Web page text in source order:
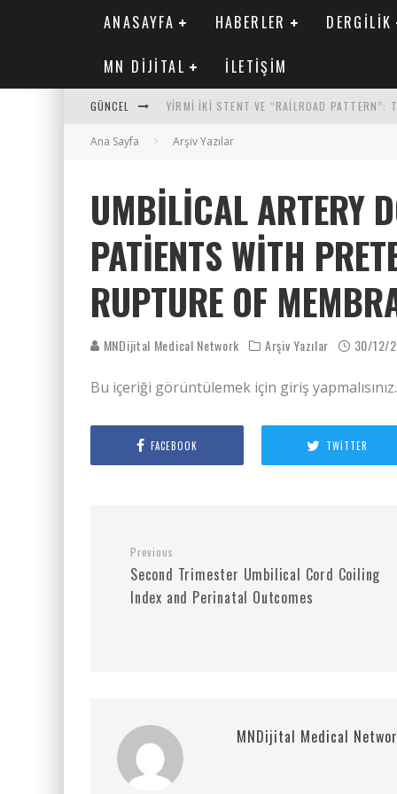
ANASAYFA HABERLER DERGILIK
MN DIJITAL İLETIŞIM
GÜNCEL YIRMI İKI STENT VE “RAILROAD PATTERN”:
SAFEN VEN GREFT HASTALIĞI ILE İLIŞKILI
MN KARDIYOLOJI YIL 33 SAYI 2 2026
Ana Sayfa Arşiv Yazılar
UMBILICAL ARTERY
PATIENTS WITH
RUPTURE OF
MNDijital Medical Network Arşiv Yazılar 30/12/
Bu içeriği görüntülemek için giriş
FACEBOOK TWITTER
Previous
Second Trimester Umbilical Cord Coiling
Index and Perinatal Outcomes
MNDijital Medical